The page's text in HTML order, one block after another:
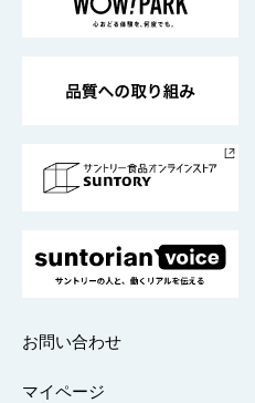
地域情報
サントリーサンバーズ大阪
サントリーが考えるサス
企業概要
採用情報
お問い合わせ
マイページ